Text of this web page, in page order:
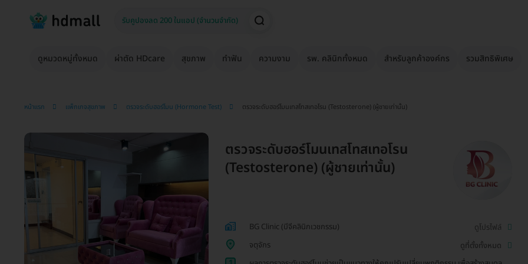
ดูหมวดหมู่ทั้งหมด ผ่าตัด HDcare สุขภาพ ทำฟัน ความงาม รพ. คลินิกทั้งหมด สำหรับลูกค้าองค์กร รวมสิทธิพิเศษ
หน้าแรก แพ็กเกจสุขภาพ ตรวจระดับฮอร์โมน (Hormone Test) ตรวจระดับฮอร์โมนเทสโทสเทอโรน (Testosterone) (ผู้ชายเท่านั้น)
ตรวจระดับฮอร์โมนเทสโทสเทอโรน
(Testosterone) (ผู้ชายเท่านั้น)
BG Clinic (บีจีคลินิกเวชกรรม)
ดูโปรไฟล์
จตุจักร
ดูที่ตั้งทั้งหมด